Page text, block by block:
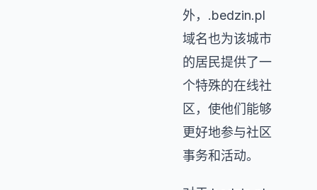
外，.bedzin.pl
域名也为该城市
的居民提供了一
个特殊的在线社
区，使他们能够
更好地参与社区
事务和活动。